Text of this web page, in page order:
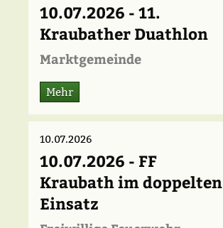
10.07.2026 - 11.
Kraubather Duathlon
Marktgemeinde
Mehr
10.07.2026
10.07.2026 - FF
Kraubath im doppelten
Einsatz